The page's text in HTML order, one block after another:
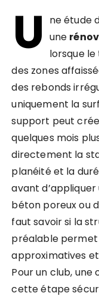
U
ne étude
une
lorsque
des zones
des rebonds
uniquement la
support peut
quelques mois
directement la
planéité et la
avant
béton poreux ou
faut savoir si la
préalable permet
approximatives
Pour un club,
cette étape